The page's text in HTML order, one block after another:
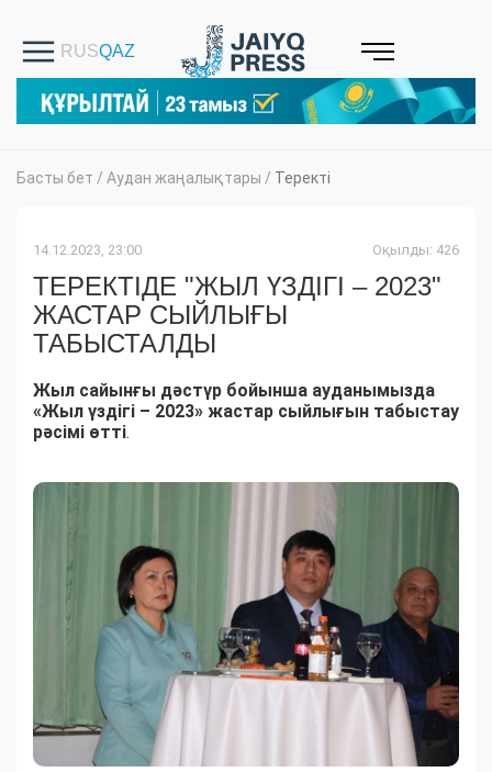
Басты бет / Аудан жаңалықтары / Теректі
14.12.2023, 23:00 Оқылды: 426
ТЕРЕКТІДЕ "ЖЫЛ ҮЗДІГІ – 2023"
ЖАСТАР СЫЙЛЫҒЫ
ТАБЫСТАЛДЫ
Жыл сайынғы дәстүр бойынша ауданымызда
«Жыл үздігі – 2023» жастар сыйлығын табыстау
рәсімі өтті.